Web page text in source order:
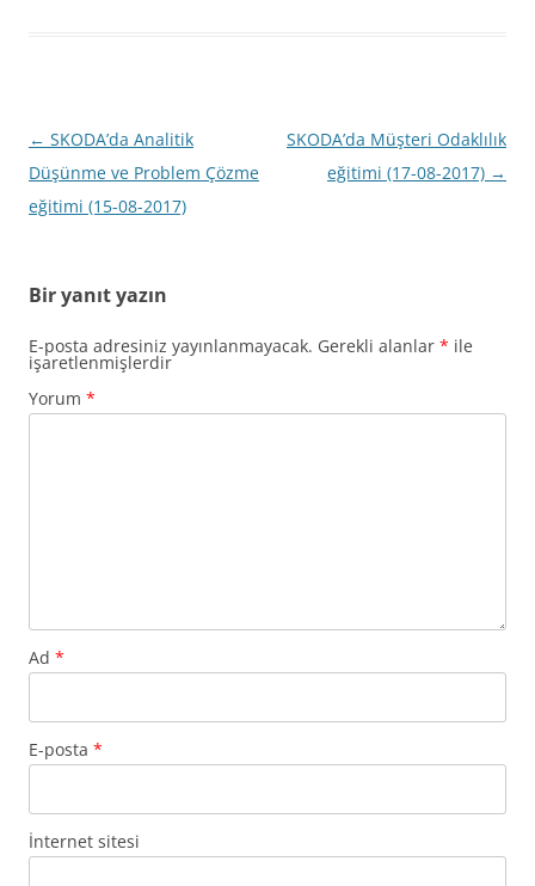
Yazı
dolaşımı
← SKODA’da Analitik
Düşünme ve Problem Çözme
eğitimi (15-08-2017)
SKODA’da Müşteri Odaklılık
eğitimi (17-08-2017) →
Bir yanıt yazın
E-posta adresiniz yayınlanmayacak. Gerekli alanlar * ile
işaretlenmişlerdir
Yorum *
Ad *
E-posta *
İnternet sitesi